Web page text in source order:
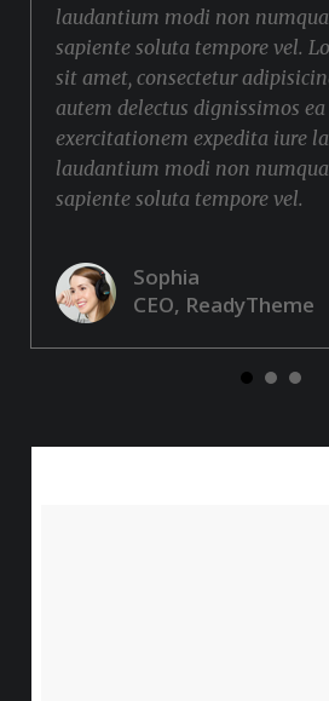
laudantium modi non
sapiente soluta tempore vel.
sit amet, consectetur
autem delectus dignissimos ea
exercitationem expedita iure
laudantium modi non
sapiente soluta tempore vel.
Sophia
CEO, ReadyTheme